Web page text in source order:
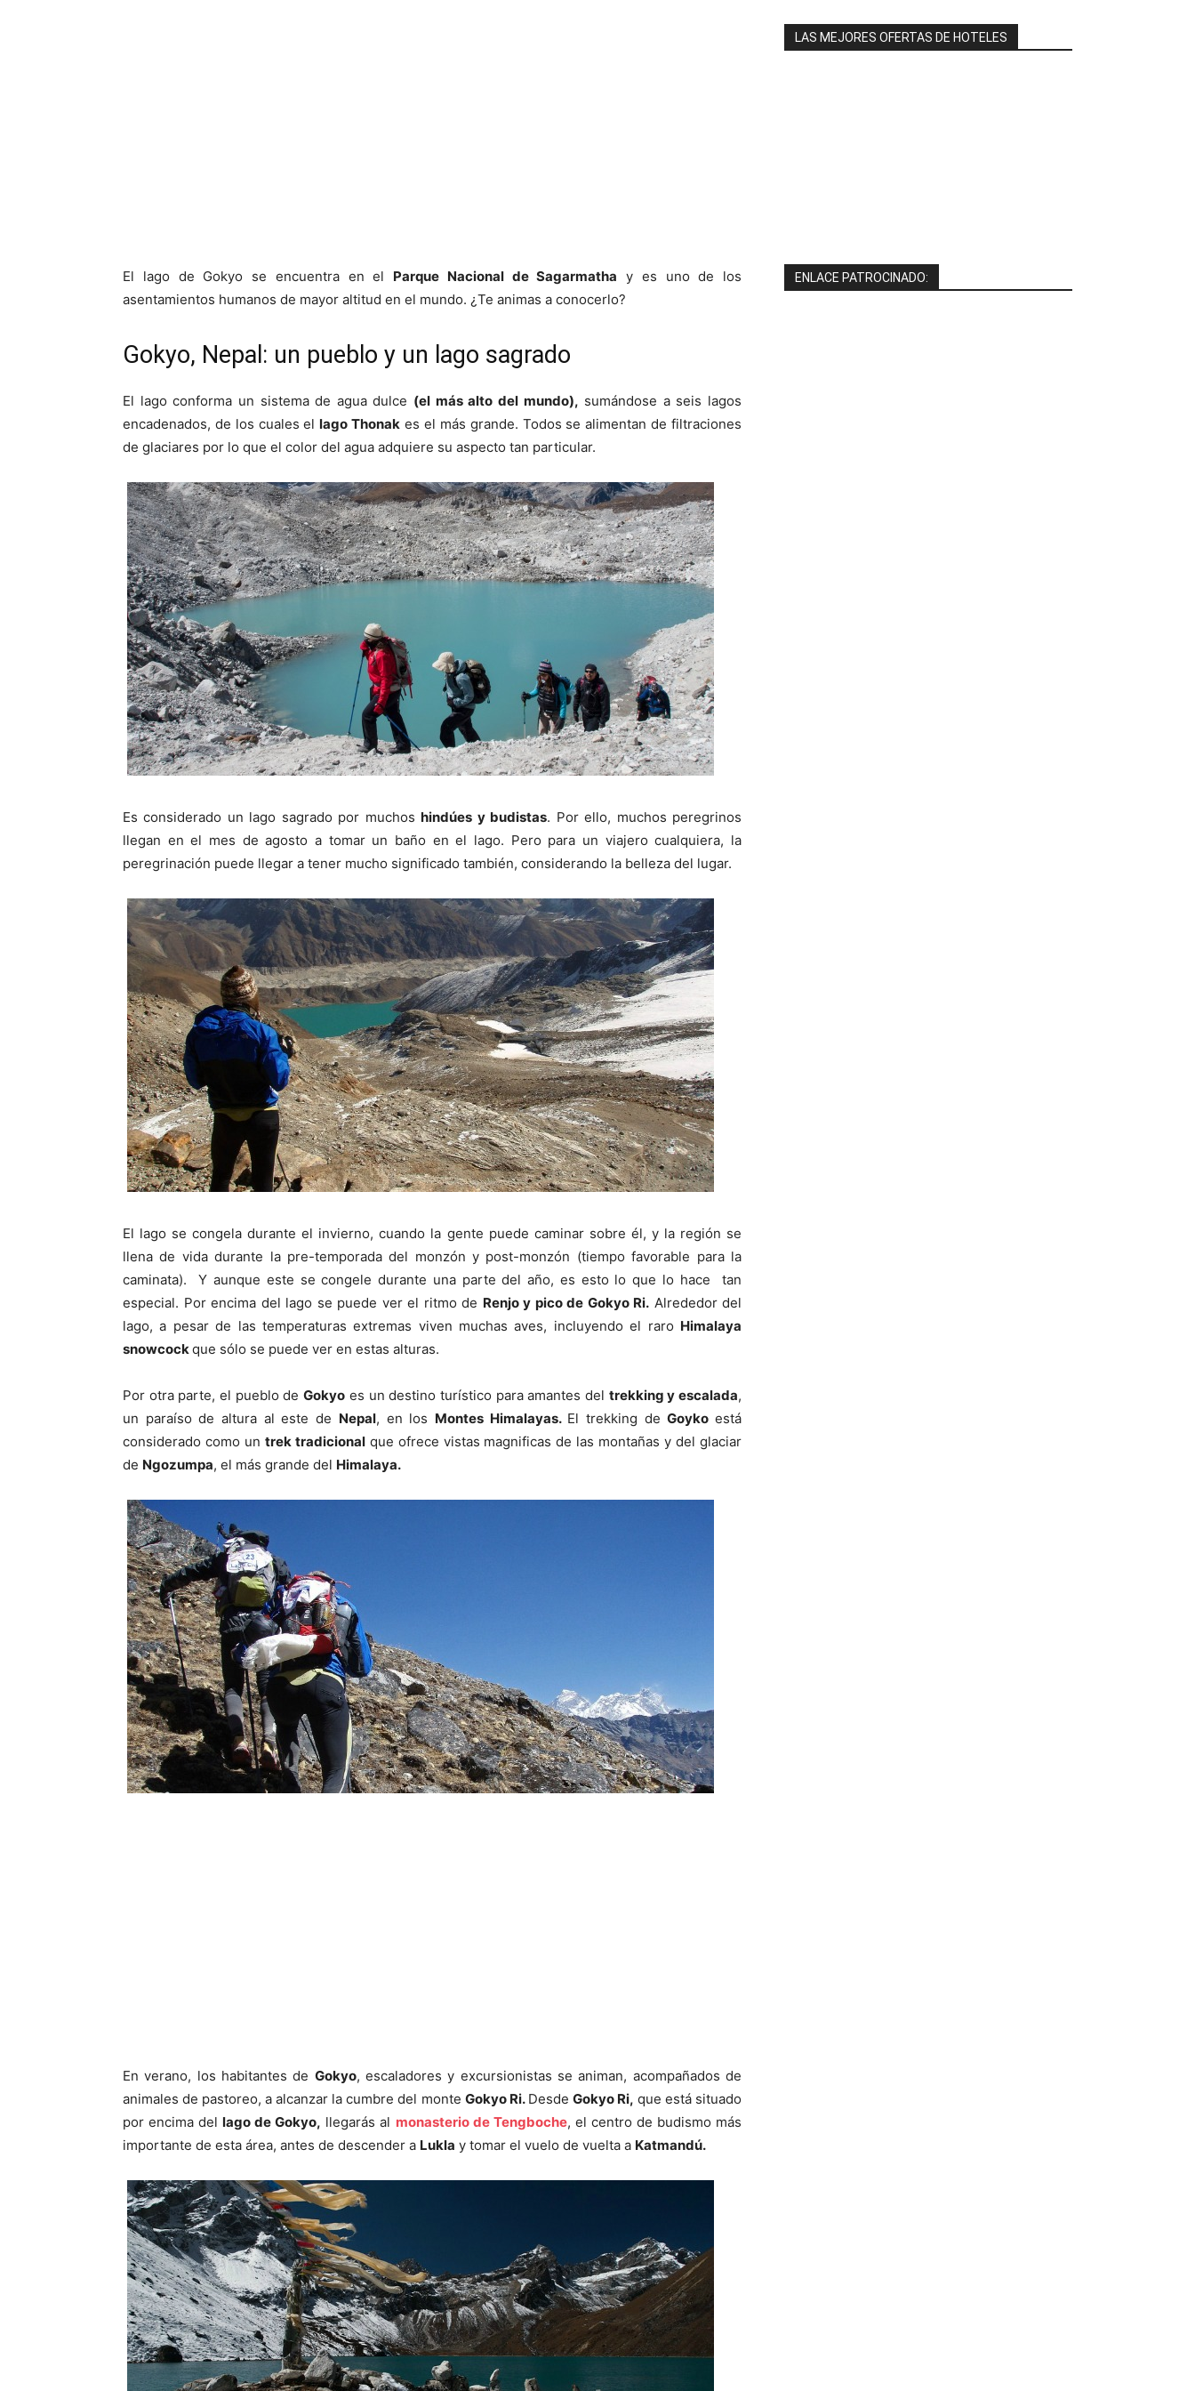
El lago de Gokyo se encuentra en el Parque Nacional de Sagarmatha y es uno de los
asentamientos humanos de mayor altitud en el mundo. ¿Te animas a conocerlo?
Gokyo, Nepal: un pueblo y un lago sagrado
El lago conforma un sistema de agua dulce (el más alto del mundo), sumándose a seis lagos
encadenados, de los cuales ellago Thonak es el más grande. Todos se alimentan de filtraciones
de glaciares por lo que el color del agua adquiere su aspecto tan particular.
Es considerado un lago sagrado por muchoshindúes y budistas. Por ello, muchos peregrinos
llegan en el mes de agosto a tomar un baño en el lago. Pero para un viajero cualquiera, la
peregrinación puede llegar a tener mucho significado también, considerando la belleza del lugar.
El lago se congela durante el invierno, cuando la gente puede caminar sobre él, y la región se
llena de vida durante la pre-temporada del monzón y post-monzón (tiempo favorable para la
caminata). Y aunque este se congele durante una parte del año, es esto lo que lo hace tan
especial. Por encima del lago se puede ver el ritmo de Renjo y pico de Gokyo Ri. Alrededor del
lago, a pesar de las temperaturas extremas viven muchas aves, incluyendo el raro Himalaya
snowcockque sólo se puede ver en estas alturas.
Por otra parte, el pueblo deGokyo es un destino turístico para amantes del trekking y escalada,
un paraíso de altura al este de Nepal, en los Montes Himalayas. El trekking deGoyko está
considerado como un trek tradicionalque ofrece vistas magnificas de las montañas y del glaciar
de Ngozumpa, el más grande del Himalaya.
En verano, los habitantes de Gokyo, escaladores y excursionistas se animan, acompañados de
animales de pastoreo, a alcanzar la cumbre del monte Gokyo Ri. Desde Gokyo Ri, que está situado
por encima dellago de Gokyo, llegarás al monasterio de Tengboche, el centro de budismo más
importante de esta área, antes de descender a Lukla y tomar el vuelo de vuelta a Katmandú.
LAS MEJORES OFERTAS DE HOTELES
ENLACE PATROCINADO: